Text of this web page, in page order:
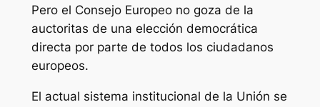
Pero el Consejo Europeo no goza de la
auctoritas de una elección democrática
directa por parte de todos los ciudadanos
europeos.
El actual sistema institucional de la Unión se